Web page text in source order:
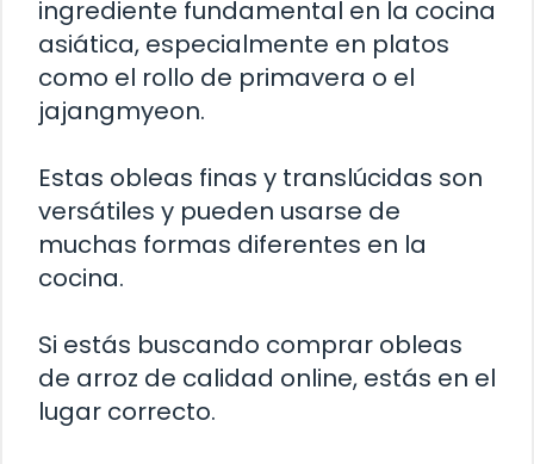
ingrediente fundamental en la cocina
asiática, especialmente en platos
como el rollo de primavera o el
jajangmyeon.
Estas obleas finas y translúcidas son
versátiles y pueden usarse de
muchas formas diferentes en la
cocina.
Si estás buscando comprar obleas
de arroz de calidad online, estás en el
lugar correcto.